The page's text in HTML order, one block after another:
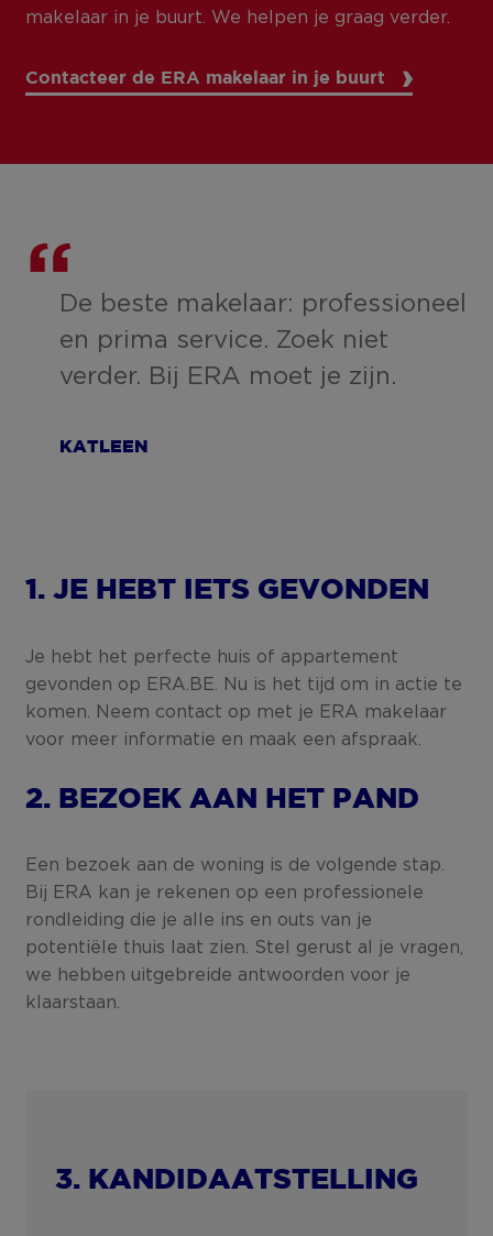
makelaar in je buurt. We helpen je graag verder.
Contacteer de ERA makelaar in je buurt
De beste makelaar: professioneel
en prima service. Zoek niet
verder. Bij ERA moet je zijn.
KATLEEN
1. JE HEBT IETS GEVONDEN
Je hebt het perfecte huis of appartement
gevonden op ERA.BE. Nu is het tijd om in actie te
komen. Neem contact op met je ERA makelaar
voor meer informatie en maak een afspraak.
2. BEZOEK AAN HET PAND
Een bezoek aan de woning is de volgende stap.
Bij ERA kan je rekenen op een professionele
rondleiding die je alle ins en outs van je
potentiële thuis laat zien. Stel gerust al je vragen,
we hebben uitgebreide antwoorden voor je
klaarstaan.
3. KANDIDAATSTELLING